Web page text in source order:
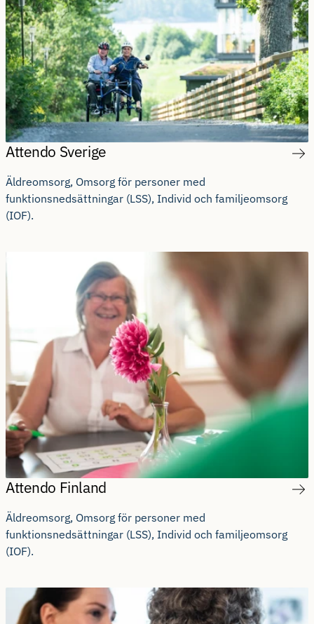
Attendo Sverige
Äldreomsorg, Omsorg för personer med
funktionsnedsättningar (LSS), Individ och familjeomsorg
(IOF).
Attendo Finland
Äldreomsorg, Omsorg för personer med
funktionsnedsättningar (LSS), Individ och familjeomsorg
(IOF).